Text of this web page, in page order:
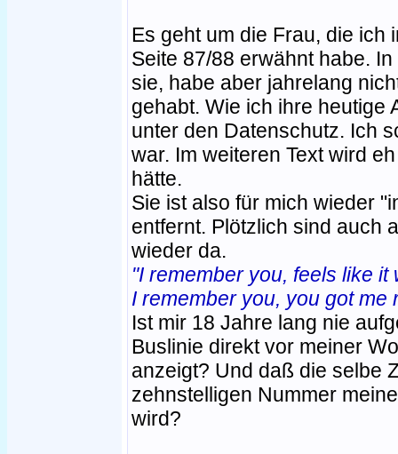
Es geht um die Frau, die ich
Seite 87/88 erwähnt habe.
sie, habe aber jahrelang
gehabt. Wie ich ihre heutige
unter den Datenschutz. Ich
war. Im weiteren Text wird
hätte.
Sie ist also für mich wieder
entfernt. Plötzlich sind auch
wieder da.
"I remember you, feels like it
I remember you, you got me
Ist mir 18 Jahre lang nie
Buslinie direkt vor meiner
anzeigt? Und daß die selbe
zehnstelligen Nummer
wird?